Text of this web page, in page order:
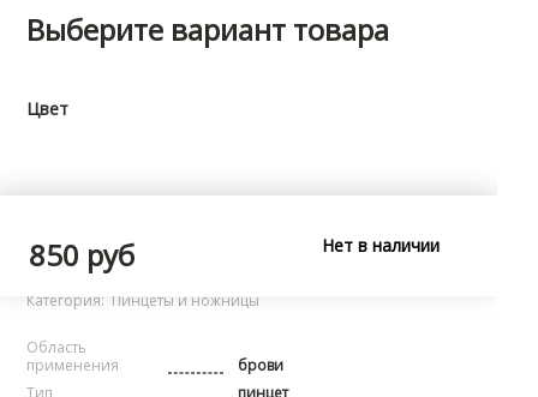
Выберите вариант товара
Цвет
Бренд:
noName
Категория: Пинцеты и ножницы
Область
применения
брови
Тип
пинцет
850 руб Нет в наличии